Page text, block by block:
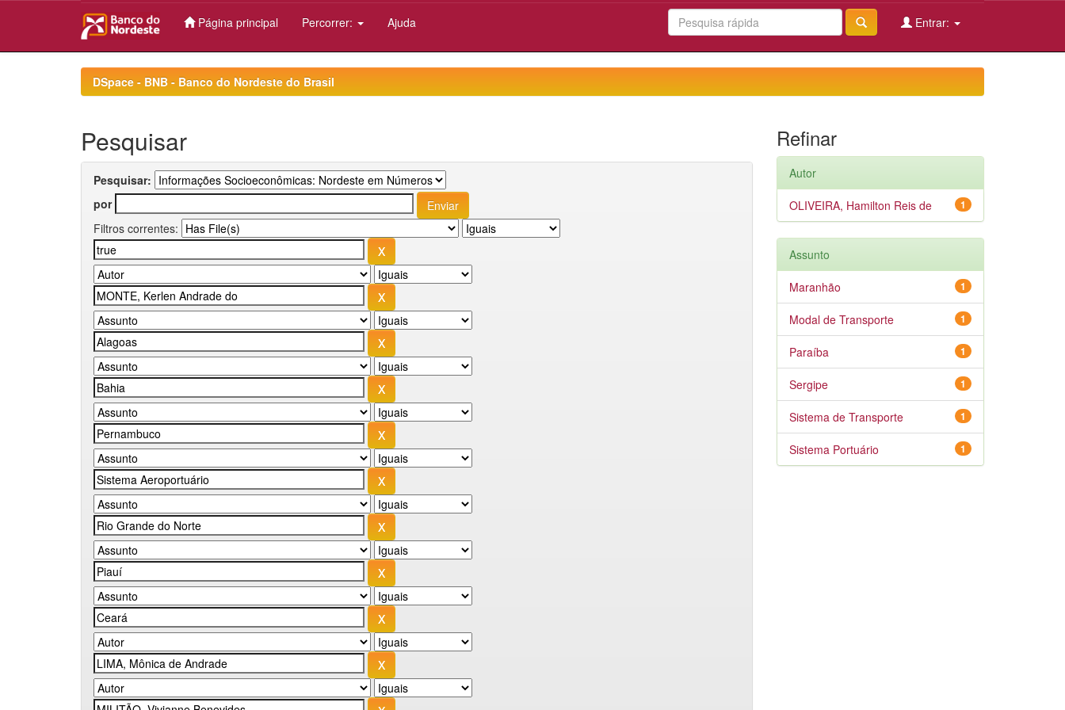
Página principal Percorrer: Ajuda Entrar:
DSpace - BNB - Banco do Nordeste do Brasil
Pesquisar
Pesquisar:
por
Filtros correntes:
Refinar
Autor
1
OLIVEIRA, Hamilton Reis de
Assunto
1
Maranhão
1
Modal de Transporte
1
Paraíba
1
Sergipe
1
Sistema de Transporte
1
Sistema Portuário